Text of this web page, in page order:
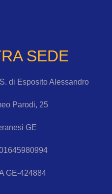
SEDE
di Esposito Alessandro
Parodi, 25
GE
GE-424884